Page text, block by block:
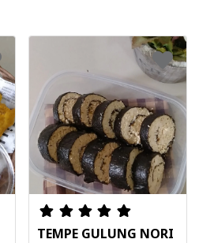
TEMPE GULUNG NORI